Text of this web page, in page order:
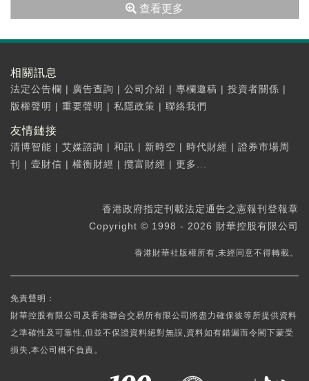
查看更多
相關訊息
法定公告欄 | 廣告查詢 | 公司介紹 | 專欄邀稿 | 投資者關係 |
版權聲明 | 重要聲明 | 私隱政策 | 聯絡我們
友情鏈接
清博智能 | 艾媒諮詢 | 和訊 | 新時空 | 時代財經 | 證券市場周
刊
| 壹財信 | 權衡財經 | 攬富財經 | 更多...
香港政府指定刊載法定通告之憲報刊登報章
Copyright © 1998 - 2026 財華控股有限公司
香港財華社版權所有,未經同意不得轉載。
免責聲明：
財華控股有限公司及香港聯合交易所有限公司將盡力確保彼等所提供資料
之準確性及可靠性,但並不保證資料絕對無誤,資料如有錯漏而令閣下蒙受
損失,本公司概不負責。